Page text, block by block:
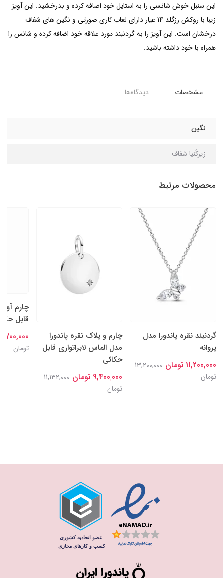
این سنبل خوش شانسی را به استایل خود اضافه کرده و بدرخشید. این آویز
زیبا با روکش رزگلد 14 عیار دارای لعاب کاری صورتی و نگین های شفاف
درخشان است. این آویز را به گردنبند مورد علاقه خود اضافه کرده و شانس را
همراه با خود داشته باشید.
مشخصات دیدگاه‌ها
نگین
زیرکُنیا شفاف
محصولات مرتبط
گردنبند نقره پاندورا مدل
پروانه
11,200,000 تومان
13,200,000
تومان
چارم و پلاک نقره پاندورا
مدل الماس لابراتواری قابل
حکاکی
9,400,000 تومان
11,132,000
تومان
چارم
قابل
9,700,000
تومان